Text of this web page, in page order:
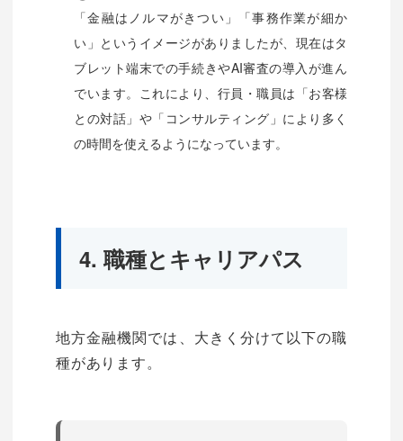
「金融はノルマがきつい」「事務作業が細か
い」というイメージがありましたが、現在はタ
ブレット端末での手続きやAI審査の導入が進ん
でいます。これにより、行員・職員は「お客様
との対話」や「コンサルティング」により多く
の時間を使えるようになっています。
4. 職種とキャリアパス
地方金融機関では、大きく分けて以下の職
種があります。